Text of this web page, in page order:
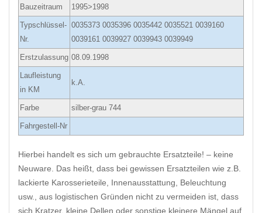
Bauzeitraum 1995>1998
Typschlüssel-
Nr.
0035373 0035396 0035442 0035521 0039160
0039161 0039927 0039943 0039949
Erstzulassung 08.09.1998
Laufleistung
in KM
k.A.
Farbe silber-grau 744
Fahrgestell-Nr
Hierbei handelt es sich um gebrauchte Ersatzteile! – keine
Neuware. Das heißt, dass bei gewissen Ersatzteilen wie z.B.
lackierte Karosserieteile, Innenausstattung, Beleuchtung
usw., aus logistischen Gründen nicht zu vermeiden ist, dass
sich Kratzer, kleine Dellen oder sonstige kleinere Mängel auf